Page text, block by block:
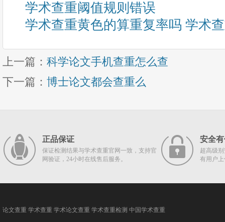
学术查重阈值规则错误
学术查重黄色的算重复率吗 学术
上一篇： 科学论文手机查重怎么查
下一篇： 博士论文都会查重么
正品保证
保证检测结果与学术查重官网一致，支持官
网验证，24小时在线售后服务。
安全
超高级
有用户
论文查重 学术查重 学术论文查重 学术查重检测 中国学术查重